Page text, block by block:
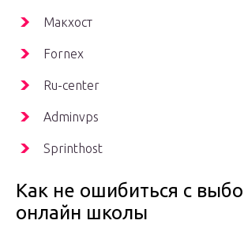
Макхост
Fornex
Ru-center
Adminvps
Sprinthost
Как не ошибиться с
онлайн школы